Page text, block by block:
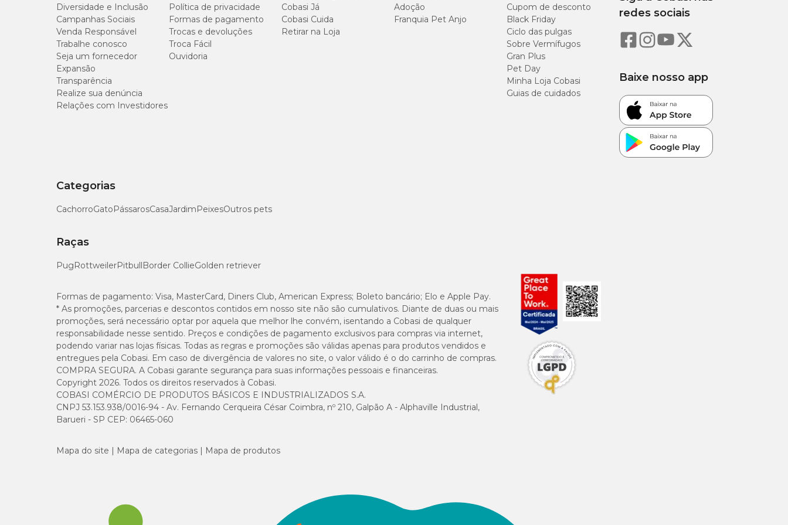
Gênero Unissex
Umidade (máx.) 10,00%
Proteína Bruta (mín.)
Extrato Etéreo (mín.) 14,00%
Cálcio (mín.)
Sódio (mín.)
Potássio (mín.) 5.800 mg/kg 0,58%
Ômega 6 (mín.) 20 g/kg 2,00%
Ômega 3 (EPA + DHA) (mín.) 0,40%
Taurina (mín.) 0,12%
Betacaroteno (mín) 5.000 mg/kg
250 mg/kg
Diversidade e Inclusão
Campanhas Sociais
Venda Responsável
Trabalhe conosco
Seja um fornecedor
Expansão
Transparência
Realize sua denúncia
Relações com Investidores
Política de privacidade
Formas de pagamento
Trocas e devoluções
Troca Fácil
Ouvidoria
Cobasi Já
Cobasi Cuida
Retirar na Loja
Adoção
Franquia Pet Anjo
Cupom de desconto
Black Friday
Ciclo das pulgas
Sobre Vermífugos
Gran Plus
Pet Day
Minha Loja Cobasi
Guias de cuidados
Categorias
CachorroGatoPássarosCasaJardimPeixesOutros pets
Raças
PugRottweilerPitbullBorder CollieGolden retriever
redes sociais
Baixe nosso app
Formas de pagamento: Visa, MasterCard, Diners Club, American Express; Boleto bancário; Elo e Apple Pay.
* As promoções, parcerias e descontos contidos em nosso site não são cumulativos. Diante de duas ou mais
promoções, será necessário optar por aquela que melhor lhe convém, isentando a Cobasi de qualquer
responsabilidade nesse sentido. Preços e condições de pagamento exclusivos para compras via internet,
podendo variar nas lojas físicas. Todas as regras e promoções são válidas apenas para produtos vendidos e
entregues pela Cobasi. Em caso de divergência de valores no site, o valor válido é o do carrinho de compras.
COMPRA SEGURA. A Cobasi garante segurança para suas informações pessoais e financeiras.
Copyright 2026. Todos os direitos reservados à Cobasi.
COBASI COMÉRCIO DE PRODUTOS BÁSICOS E INDUSTRIALIZADOS S.A.
CNPJ 53.153.938/0016-94 - Av. Fernando Cerqueira César Coimbra, nº 210, Galpão A - Alphaville Industrial,
Barueri - SP CEP: 06465-060
Mapa do site Mapa de categorias Mapa de produtos